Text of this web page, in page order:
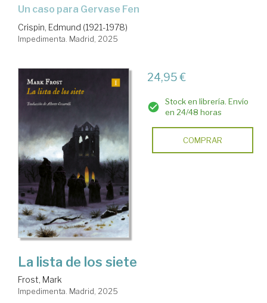
Un caso para Gervase Fen
Crispin, Edmund (1921-1978)
Impedimenta. Madrid, 2025
24,95 €
Stock en librería. Envío
en 24/48 horas
COMPRAR
La lista de los siete
Frost, Mark
Impedimenta. Madrid, 2025